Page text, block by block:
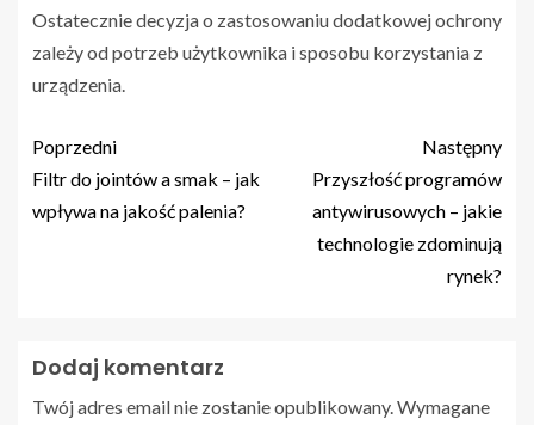
Ostatecznie decyzja o zastosowaniu dodatkowej ochrony
zależy od potrzeb użytkownika i sposobu korzystania z
urządzenia.
Poprzedni
Filtr do jointów a smak – jak
wpływa na jakość palenia?
Następny
Przyszłość programów
antywirusowych – jakie
technologie zdominują
rynek?
Dodaj komentarz
Twój adres email nie zostanie opublikowany. Wymagane